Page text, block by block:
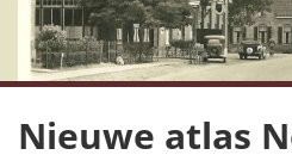
Nieuwe atlas